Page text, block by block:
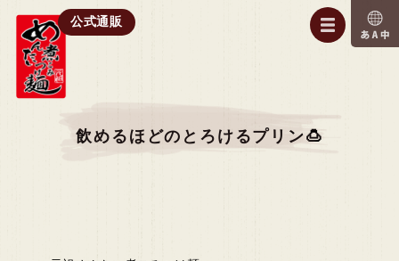
公式通販
飲めるほどのとろけるプリン🍮